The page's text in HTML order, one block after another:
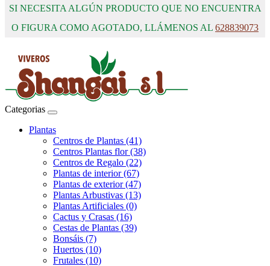
SI NECESITA ALGÚN PRODUCTO QUE NO ENCUENTRA
O FIGURA COMO AGOTADO, LLÁMENOS AL 628839073
Categorias
Plantas
Centros de Plantas (41)
Centros Plantas flor (38)
Centros de Regalo (22)
Plantas de interior (67)
Plantas de exterior (47)
Plantas Arbustivas (13)
Plantas Artificiales (0)
Cactus y Crasas (16)
Cestas de Plantas (39)
Bonsáis (7)
Huertos (10)
Frutales (10)